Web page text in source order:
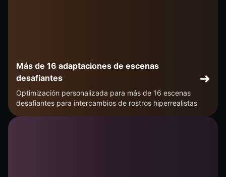
Más de 16 adaptaciones de escenas
desafiantes
Optimización personalizada para más de 16 escenas
desafiantes para intercambios de rostros hiperrealistas